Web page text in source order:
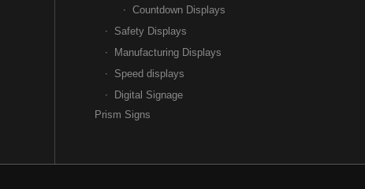
Countdown Displays
Safety Displays
Manufacturing Displays
Speed displays
Digital Signage
Prism Signs